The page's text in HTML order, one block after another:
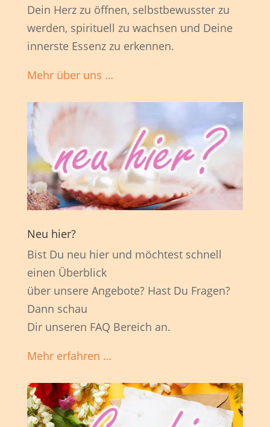
Dein Herz zu öffnen, selbstbewusster zu
werden, spirituell zu wachsen und Deine
innerste Essenz zu erkennen.
Mehr über uns …
Neu hier?
Bist Du neu hier und möchtest schnell
einen Überblick
über unsere Angebote? Hast Du Fragen?
Dann schau
Dir unseren FAQ Bereich an.
Mehr erfahren …